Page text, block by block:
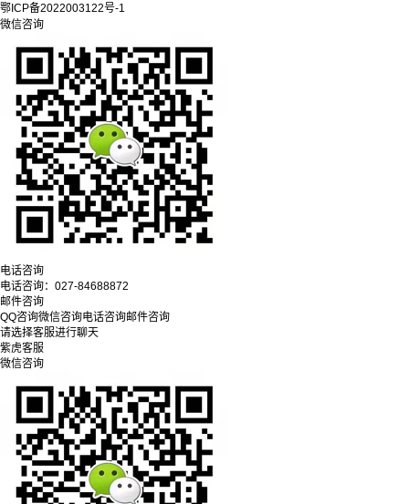
鄂ICP备2022003122号-1
微信咨询
电话咨询
电话咨询： 027-84688872
邮件咨询
QQ咨询微信咨询电话咨询邮件咨询
请选择客服进行聊天
紫虎客服
微信咨询